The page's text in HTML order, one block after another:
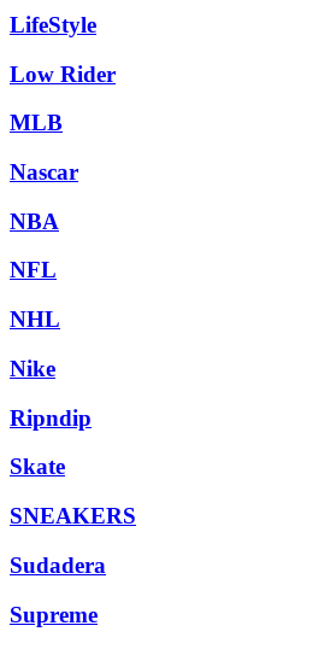
LifeStyle
Low Rider
MLB
Nascar
NBA
NFL
NHL
Nike
Ripndip
Skate
SNEAKERS
Sudadera
Supreme